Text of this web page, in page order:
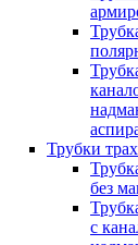
Трубки
без
с